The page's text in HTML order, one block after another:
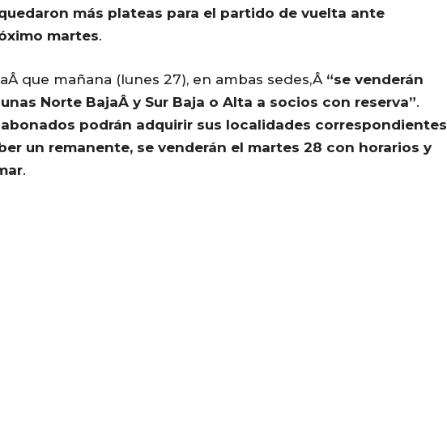
más plateas para el partido de vuelta ante
martes.
que mañana (lunes 27), en ambas sedes,Â “se venderán
Norte BajaÂ y Sur Baja o Alta a socios con reserva”.
podrán adquirir sus localidades correspondientes
un remanente, se venderán el martes 28 con horarios y
.